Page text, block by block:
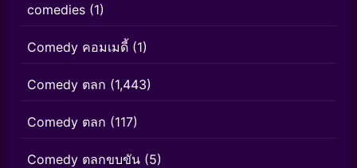
comedies (1)
Comedy คอมเมดี้ (1)
Comedy ตลก (1,443)
Comedy ตลก (117)
Comedy ตลกขบขัน (5)